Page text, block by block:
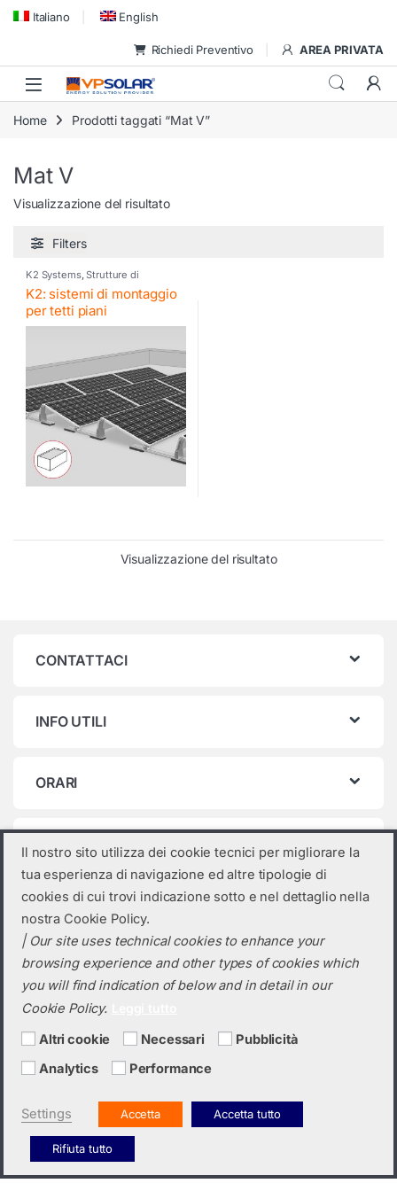
Skip to navigation
Skip to content
Italiano English
Richiedi Preventivo AREA PRIVATA
Home Prodotti taggati “Mat V”
Mat V
Visualizzazione del risultato
Filters
K2 Systems,Strutture di
montaggio
K2: sistemi di montaggio
per tetti piani
Visualizzazione del risultato
CONTATTACI
INFO UTILI
ORARI
Categorie prodotto
Seleziona una categoria
Hai bisogno di un preventivo?
+39 0423 6326
Il nostro sito utilizza dei cookie tecnici per migliorare la
tua esperienza di navigazione ed altre tipologie di
cookies di cui trovi indicazione sotto e nel dettaglio nella
nostra Cookie Policy.
| Our site uses technical cookies to enhance your
browsing experience and other types of cookies which
you will find indication of below and in detail in our
Cookie Policy.
Altri cookie Necessari
Pubblicità
Analytics
Performance
Settings Accetta Accetta tutto
Rifiuta tutto